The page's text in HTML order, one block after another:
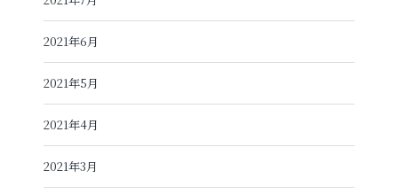
2021年6月
2021年5月
2021年4月
2021年3月